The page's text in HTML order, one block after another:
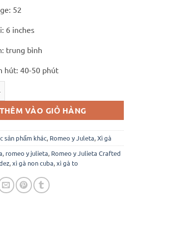
52
6 inches
trung bình
hút: 40-50 phút
THÊM VÀO GIỎ HÀNG
sản phẩm khác, Romeo y Juleta,Xì gà
, romeo y julieta, Romeo y Julieta Crafted
,xì gà non cuba,xì gà to